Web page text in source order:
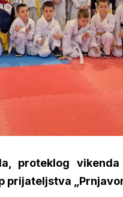
proteklog
prijateljstva